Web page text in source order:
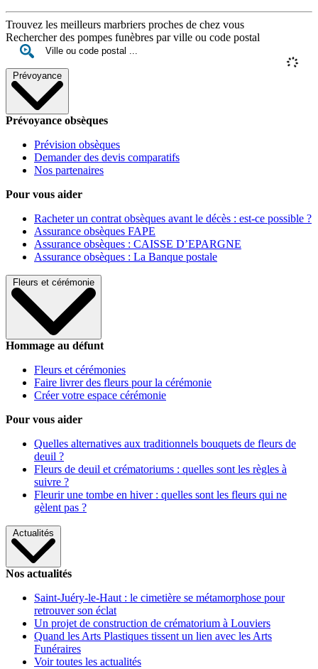
Trouvez les meilleurs marbriers proches de chez vous
Rechercher des pompes funèbres par ville ou code postal
Prévoyance
Prévoyance obsèques
Prévision obsèques
Demander des devis comparatifs
Nos partenaires
Pour vous aider
Racheter un contrat obsèques avant le décès : est-ce possible ?
Assurance obsèques FAPE
Assurance obsèques : CAISSE D’EPARGNE
Assurance obsèques : La Banque postale
Fleurs et cérémonie
Hommage au défunt
Fleurs et cérémonies
Faire livrer des fleurs pour la cérémonie
Créer votre espace cérémonie
Pour vous aider
Quelles alternatives aux traditionnels bouquets de fleurs de
deuil ?
Fleurs de deuil et crématoriums : quelles sont les règles à
suivre ?
Fleurir une tombe en hiver : quelles sont les fleurs qui ne
gèlent pas ?
Actualités
Nos actualités
Saint-Juéry-le-Haut : le cimetière se métamorphose pour
retrouver son éclat
Un projet de construction de crématorium à Louviers
Quand les Arts Plastiques tissent un lien avec les Arts
Funéraires
Voir toutes les actualités